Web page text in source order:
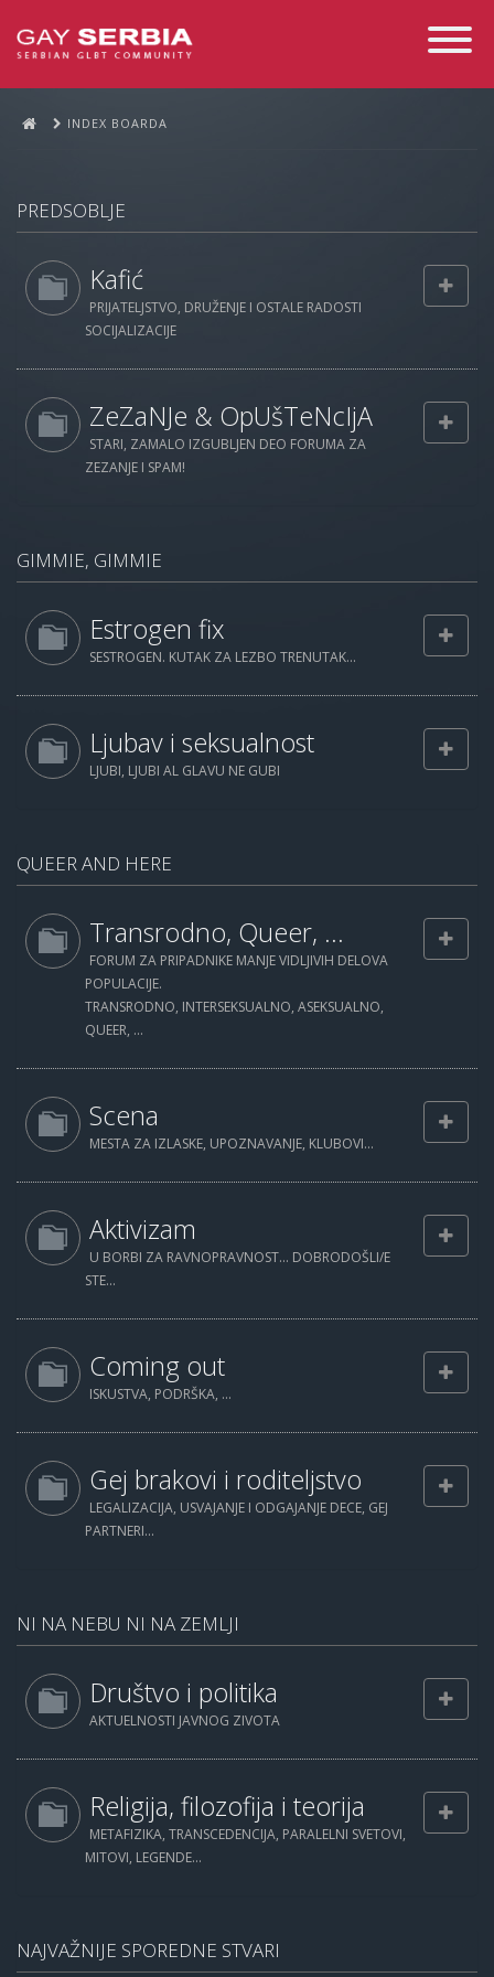
Toggle
INDEX BOARDA
PREDSOBLJE
Kafić
PRIJATELJSTVO, DRUŽENJE I OSTALE RADOSTI
SOCIJALIZACIJE
ZeZaNJe & OpUšTeNcIjA
STARI, ZAMALO IZGUBLJEN DEO FORUMA ZA
ZEZANJE I SPAM!
GIMMIE, GIMMIE
Estrogen fix
SESTROGEN. KUTAK ZA LEZBO TRENUTAK...
Ljubav i seksualnost
LJUBI, LJUBI AL GLAVU NE GUBI
QUEER AND HERE
Transrodno, Queer, ...
FORUM ZA PRIPADNIKE MANJE VIDLJIVIH DELOVA
POPULACIJE.
TRANSRODNO, INTERSEKSUALNO, ASEKSUALNO,
QUEER, ...
Scena
MESTA ZA IZLASKE, UPOZNAVANJE, KLUBOVI...
Aktivizam
U BORBI ZA RAVNOPRAVNOST... DOBRODOŠLI/E
STE...
Coming out
ISKUSTVA, PODRŠKA, ...
Gej brakovi i roditeljstvo
LEGALIZACIJA, USVAJANJE I ODGAJANJE DECE, GEJ
PARTNERI...
NI NA NEBU NI NA ZEMLJI
Društvo i politika
AKTUELNOSTI JAVNOG ZIVOTA
Religija, filozofija i teorija
METAFIZIKA, TRANSCEDENCIJA, PARALELNI SVETOVI,
MITOVI, LEGENDE...
NAJVAŽNIJE SPOREDNE STVARI